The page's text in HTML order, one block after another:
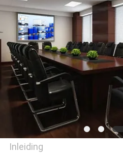
GEVALLEN
SITEMAP
PRIVACY
POLICY
Inleiding